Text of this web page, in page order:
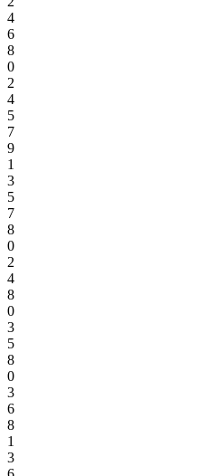
4
6
8
0
2
4
5
7
9
1
3
5
7
8
0
2
4
8
0
3
5
8
0
3
6
8
1
3